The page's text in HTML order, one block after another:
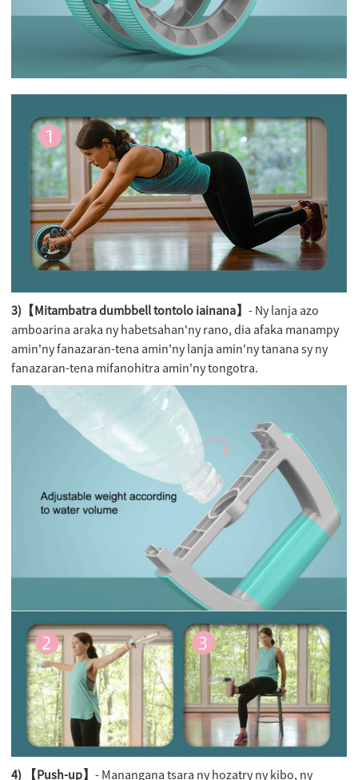
3)【Mitambatra dumbbell tontolo iainana】- Ny lanja azo
amboarina araka ny habetsahan'ny rano, dia afaka manampy
amin'ny fanazaran-tena amin'ny lanja amin'ny tanana sy ny
fanazaran-tena mifanohitra amin'ny tongotra.
4) 【Push-up】- Manangana tsara ny hozatry ny kibo, ny